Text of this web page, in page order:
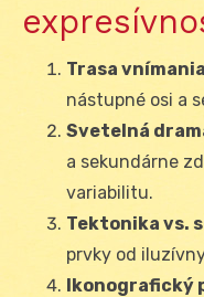
Trasa vnímania
nástupné osi a
Svetelná
a sekundárne
variabilitu.
Tektonika vs.
prvky od
Ikonografický